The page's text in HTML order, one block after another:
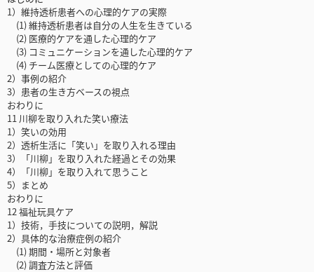
1）維持透析患者への心理的ケアの実際
(1) 維持透析患者は自分の人生を生きている
(2) 医療的ケアを通した心理的ケア
(3) コミュニケーションを通した心理的ケア
(4) チーム医療としての心理的ケア
2）事例の紹介
3）患者の生き方ベースの視点
おわりに
11 川柳を取り入れた笑い療法
1）笑いの効用
2）透析生活に「笑い」を取り入れる理由
3）「川柳」を取り入れた経過とその効果
4）「川柳」を取り入れて思うこと
5）まとめ
おわりに
12 福祉玩具ケア
1）技術，手技についての説明，解説
2）具体的な治療症例の紹介
(1) 期間・場所と対象者
(2) 調査方法と評価